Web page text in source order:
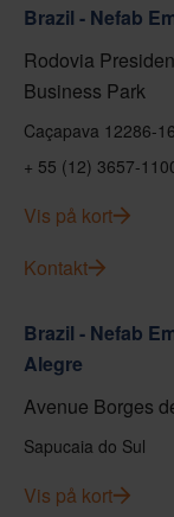
Brazil - Nefab
Rodovia
Business Park
Caçapava 12286-
+ 55 (12) 3657-
Vis på kort
Kontakt
Brazil - Nefab
Alegre
Avenue Borges
Sapucaia do Sul
Vis på kort